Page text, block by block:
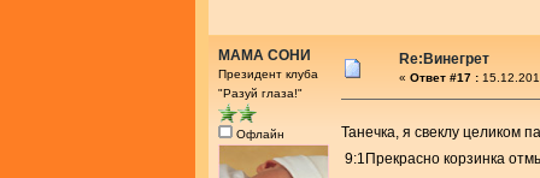
МАМА СОНИ
Президент клуба
"Разуй глаза!"
Офлайн
Re:Винегрет
« Ответ #17 :
Танечка, я свеклу целиком
9:1Прекрасно корзинка